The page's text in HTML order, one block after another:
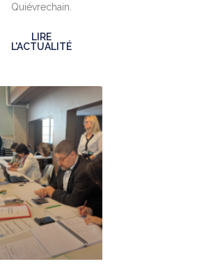
Quiévrechain.
LIRE
L'ACTUALITÉ